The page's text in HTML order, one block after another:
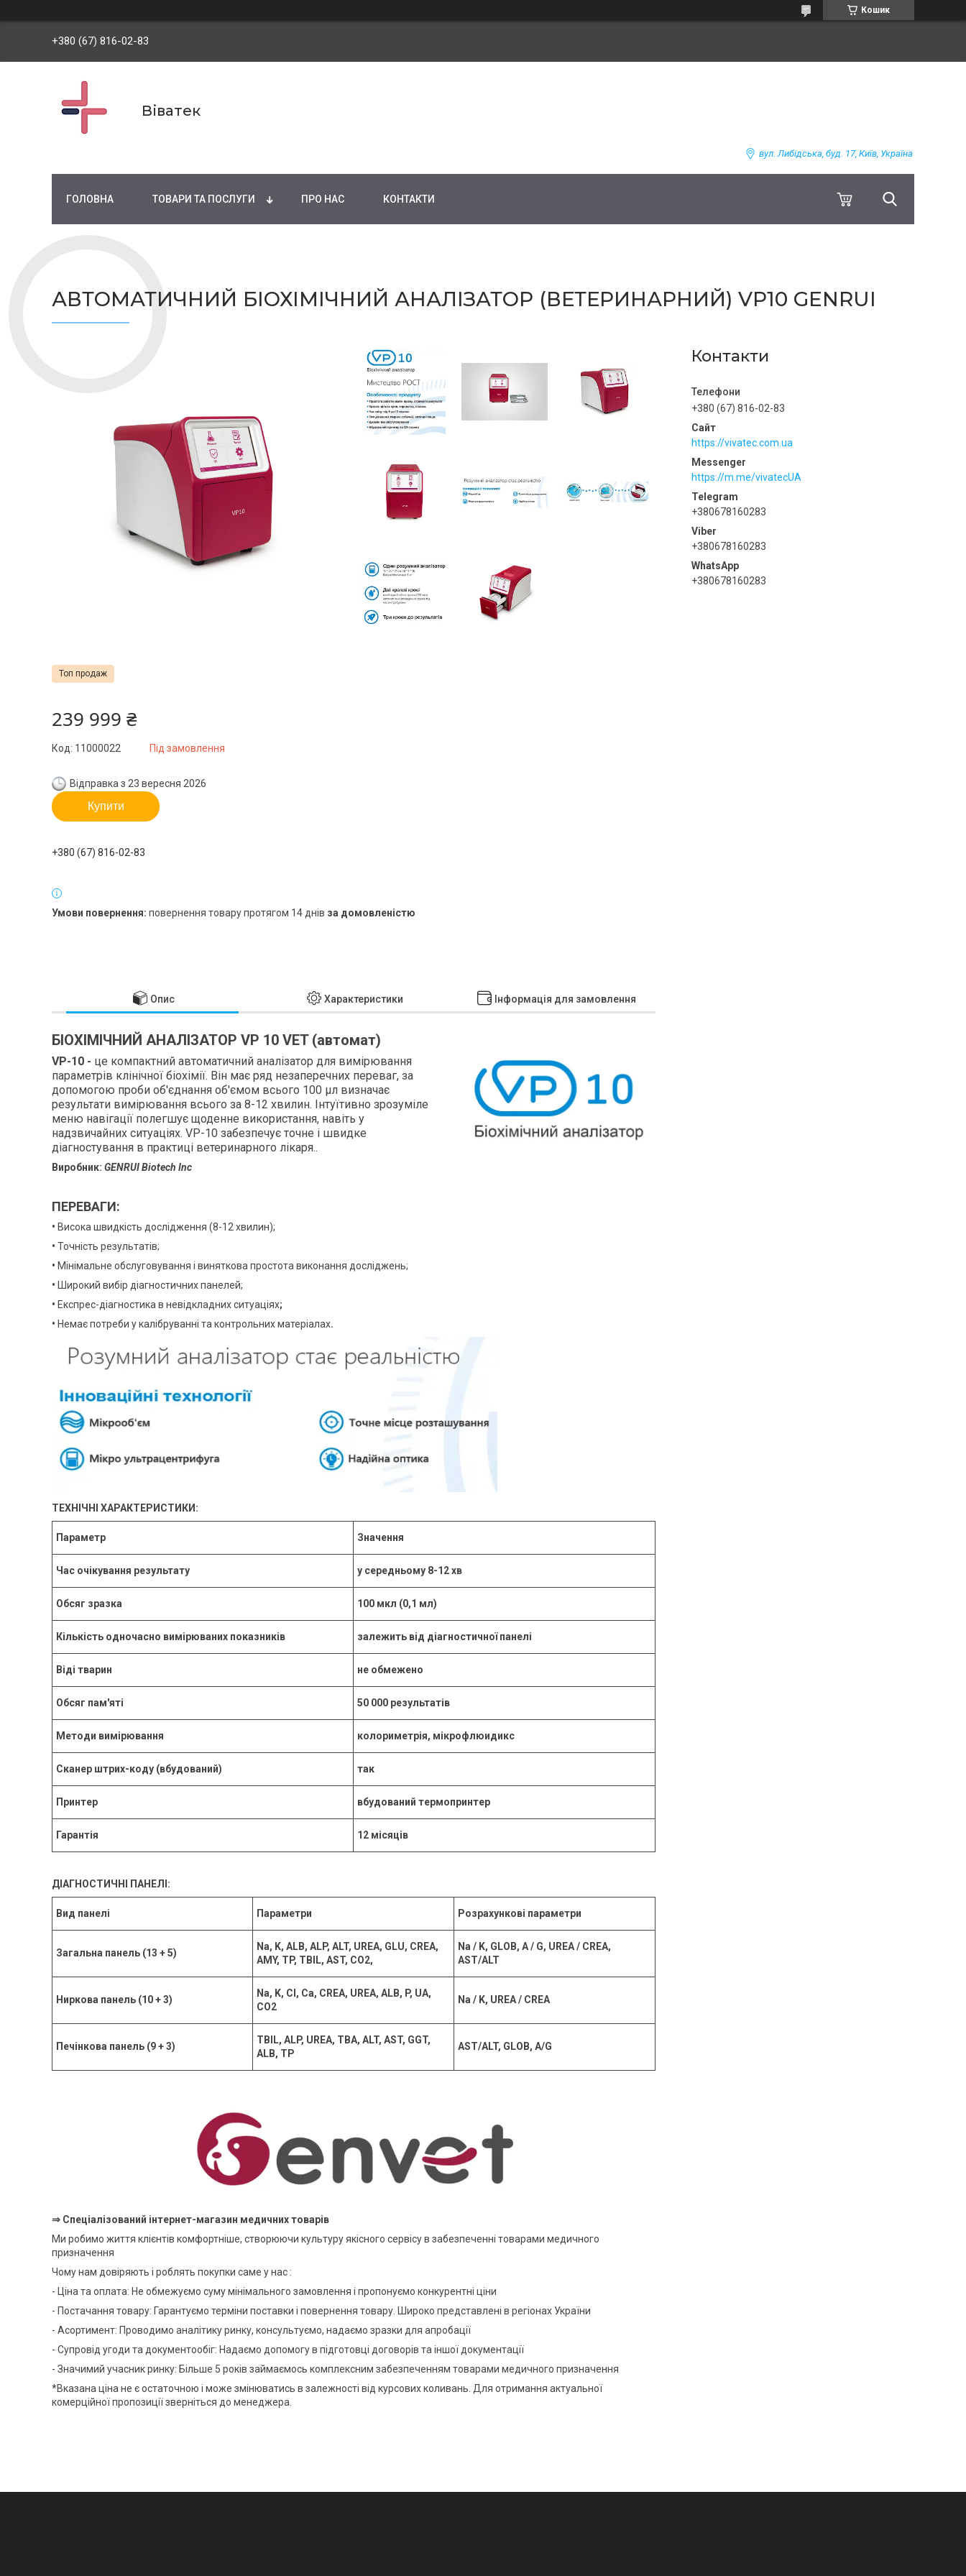
Кошик
+380 (67) 816-02-83
Віватек
вул. Либідська, буд. 17, Київ, Україна
ГОЛОВНА ТОВАРИ ТА ПОСЛУГИ ПРО НАС КОНТАКТИ
АВТОМАТИЧНИЙ БІОХІМІЧНИЙ АНАЛІЗАТОР (ВЕТЕРИНАРНИЙ) VP10 GENRUI
Контакти
+380 (67) 816-02-83
https://vivatec.com.ua
https://m.me/vivatecUA
+380678160283
+380678160283
+380678160283
Топ продаж
239 999 ₴
Під замовлення
Код: 11000022
Відправка з 23 вересня 2026
Купити
+380 (67) 816-02-83
повернення товару протягом 14 днів за домовленістю
Опис Характеристики Інформація для замовлення
БІОХІМІЧНИЙ АНАЛІЗАТОР VP 10 VET (автомат)
VP-10 - це компактний автоматичний аналізатор для вимірювання
параметрів клінічної біохімії. Він має ряд незаперечних переваг, за
допомогою проби об'єднання об'ємом всього 100 μл визначає
результати вимірювання всього за 8-12 хвилин. Інтуїтивно зрозуміле
меню навігації полегшує щоденне використання, навіть у
надзвичайних ситуаціях. VP-10 забезпечує точне і швидке
діагностування в практиці ветеринарного лікаря..
Виробник: GENRUI Biotech Inc
ПЕРЕВАГИ:
• Висока швидкість дослідження (8-12 хвилин);
• Точність результатів;
• Мінімальне обслуговування і виняткова простота виконання досліджень;
• Широкий вибір діагностичних панелей;
• Експрес-діагностика в невідкладних ситуаціях;
• Немає потреби у калібруванні та контрольних матеріалах.
ТЕХНІЧНІ ХАРАКТЕРИСТИКИ:
Параметр Значення
Час очікування результату у середньому 8-12 хв
Обсяг зразка 100 мкл (0,1 мл)
Кількість одночасно вимірюваних показників залежить від діагностичної панелі
Віді тварин не обмежено
Обсяг пам'яті 50 000 результатів
Методи вимірювання колориметрія, мікрофлюидикс
Сканер штрих-коду (вбудований) так
Принтер вбудований термопринтер
Гарантія 12 місяців
ДІАГНОСТИЧНІ ПАНЕЛІ:
Вид панелі Параметри Розрахункові параметри
Загальна панель (13 + 5)
Na, K, ALB, ALP, ALT, UREA, GLU, CREA,
AMY, TP, TBIL, AST, CO2,
Na / K, GLOB, A / G, UREA / CREA,
AST/ALT
Ниркова панель (10 + 3)
Na, K, Cl, Ca, CREA, UREA, ALB, P, UA,
CO2
Na / K, UREA / CREA
Печінкова панель (9 + 3)
TBIL, ALP, UREA, TBA, ALT, AST, GGT,
ALB, TP
AST/ALT, GLOB, A/G
⇒ Спеціалізований інтернет-магазин медичних товарів
Ми робимо життя клієнтів комфортніше, створюючи культуру якісного сервісу в забезпеченні товарами медичного
призначення
Чому нам довіряють і роблять покупки саме у нас :
- Ціна та оплата: Не обмежуємо суму мінімального замовлення і пропонуємо конкурентні ціни
- Постачання товару: Гарантуємо терміни поставки і повернення товару. Широко представлені в регіонах України
- Асортимент: Проводимо аналітику ринку, консультуємо, надаємо зразки для апробації
- Супровід угоди та документообіг: Надаємо допомогу в підготовці договорів та іншої документації
- Значимий учасник ринку: Більше 5 років займаємось комплексним забезпеченням товарами медичного призначення
*Вказана ціна не є остаточною і може змінюватись в залежності від курсових коливань. Для отримання актуальної
комерційної пропозиції зверніться до менеджера.